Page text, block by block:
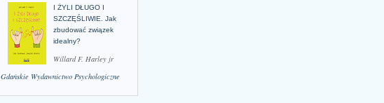
I ŻYLI DŁUGO I
SZCZĘŚLIWIE. Jak
zbudować związek
idealny?
Willard F. Harley jr
Gdańskie Wydawnictwo Psychologiczne